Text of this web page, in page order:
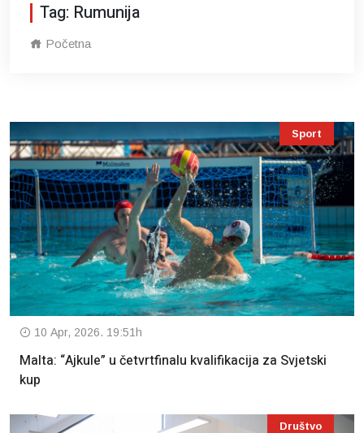
Tag: Rumunija
Početna
Sport
10 Apr, 2026. 19:51h
Malta: “Ajkule” u četvrtfinalu kvalifikacija za Svjetski
kup
Društvo